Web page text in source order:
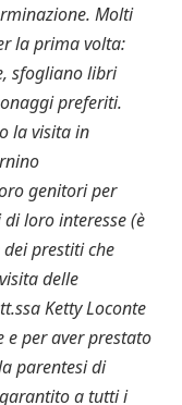
Molti
la prima volta:
sfogliano libri
preferiti.
la visita in
genitori per
loro interesse (è
prestiti che
delle
Ketty Loconte
per aver prestato
parentesi di
a tutti i